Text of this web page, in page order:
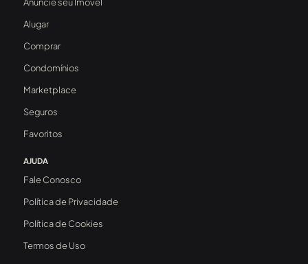
Anuncie seu Imóvel
Alugar
Comprar
Condomínios
Marketplace
Seguros
Favoritos
AJUDA
Fale Conosco
Política de Privacidade
Política de Cookies
Termos de Uso